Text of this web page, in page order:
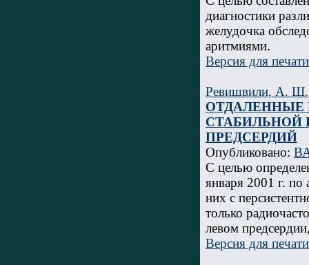
диагностики
желудочка
аритмиями.
Версия для печати
Ревишвили, А. Ш.
ОТДАЛЕННЫЕ
СТАБИЛЬНОЙ
ПРЕДСЕРДИЙ
Опубликовано:
С целью
января 2001 г. по
них с
только
левом
Версия для печати